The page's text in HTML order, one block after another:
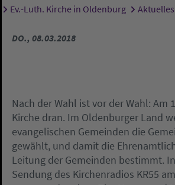
Sie sind hier:
Ev.-Luth. Kirche in Oldenburg Aktuelles
DO., 08.03.2018
Nach der Wahl ist vor der Wahl: Am
Kirche dran. Im Oldenburger Land
evangelischen Gemeinden die
gewählt, und damit die
Leitung der Gemeinden bestimmt.
Sendung des Kirchenradios KR55